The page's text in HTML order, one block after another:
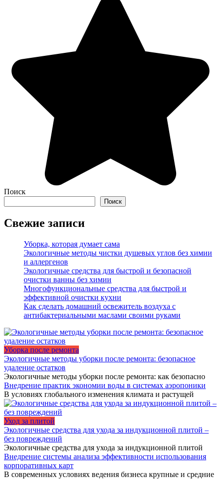
Поиск
Поиск
Свежие записи
Уборка, которая думает сама
Экологичные методы чистки душевых углов без химии
и аллергенов
Экологичные средства для быстрой и безопасной
очистки ванны без химии
Многофункциональные средства для быстрой и
эффективной очистки кухни
Как сделать домашний освежитель воздуха с
антибактериальными маслами своими руками
Уборка после ремонта
Экологичные методы уборки после ремонта: безопасное
удаление остатков
Экологичные методы уборки после ремонта: как безопасно
Внедрение практик экономии воды в системах аэропоники
В условиях глобального изменения климата и растущей
Уход за плитой
Экологичные средства для ухода за индукционной плитой –
без повреждений
Экологичные средства для ухода за индукционной плитой
Внедрение системы анализа эффективности использования
корпоративных карт
В современных условиях ведения бизнеса крупные и средние